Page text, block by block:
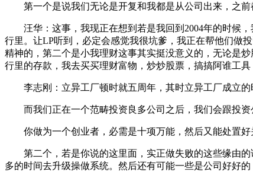
第一个是说我们无论是开复和我都是从公司出来，之前
汪华：这事，我现正在想到若是我回到2004年的时候，
行里。让LP听到，必定会感觉我很坑爹，我正在帮他们做
精神的，第二个是小我理财这事其实挺没意义的，无论是
行里的存款，我去买买理财富物，炒炒股票，搞搞阿谁工
李志刚：立异工厂顿时就五周年，其时立异工厂成立的
而我们正在一个范畴投资良多公司之后，我们会跟投资
你做为一个创业者，必需是十项万能，然后又能处置好
第二个，若是你说的这里面，实正做失败的这些缘由的
多的时间去升级操做系统。然后还有可能一些是公司好好